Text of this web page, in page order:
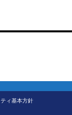
ィ基本方針